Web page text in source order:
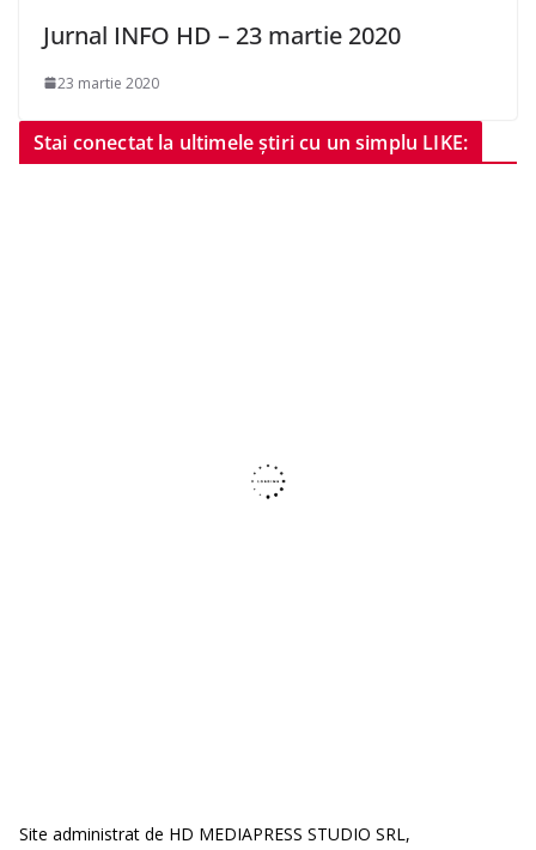
Jurnal INFO HD – 23 martie 2020
23 martie 2020
Stai conectat la ultimele știri cu un simplu LIKE:
Site administrat de HD MEDIAPRESS STUDIO SRL,